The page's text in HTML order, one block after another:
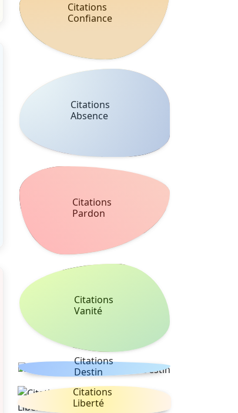
Citations
Confiance
Citations
Absence
Citations
Pardon
Citations
Vanité
Citations
Destin
Citations
Liberté